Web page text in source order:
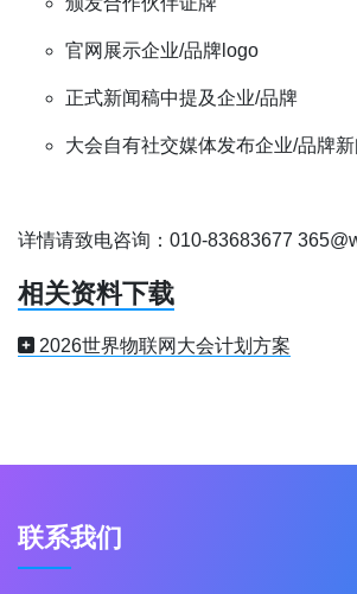
官网展示企业/品牌logo
正式新闻稿中提及企业/品牌
大会自有社交媒体发布企业/品牌
详情请致电咨询：010-83683677
相关资料下载
2026世界物联网大会计划方案
联系我们